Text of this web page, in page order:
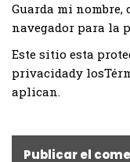
Guarda mi nombre,
navegador para la
Este sitio esta
privacidady los
aplican.